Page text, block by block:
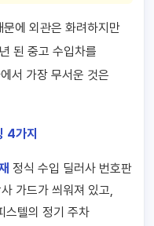
에 외관은 화려하지만
된 중고 수입차를
서 가장 무서운 것은
4가지
정식 수입 딜러사 번호판
가드가 씌워져 있고,
스텔의 정기 주차